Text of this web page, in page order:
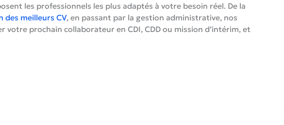
les professionnels les plus adaptés à votre besoin réel. De la
des meilleurs CV, en passant par la gestion administrative, nos
prochain collaborateur en CDI, CDD ou mission d’intérim, et